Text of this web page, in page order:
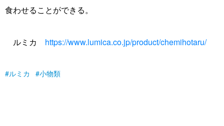
食わせることができる。
ルミカ https://www.lumica.co.jp/product/chemihotaru/
ルミカ 小物類